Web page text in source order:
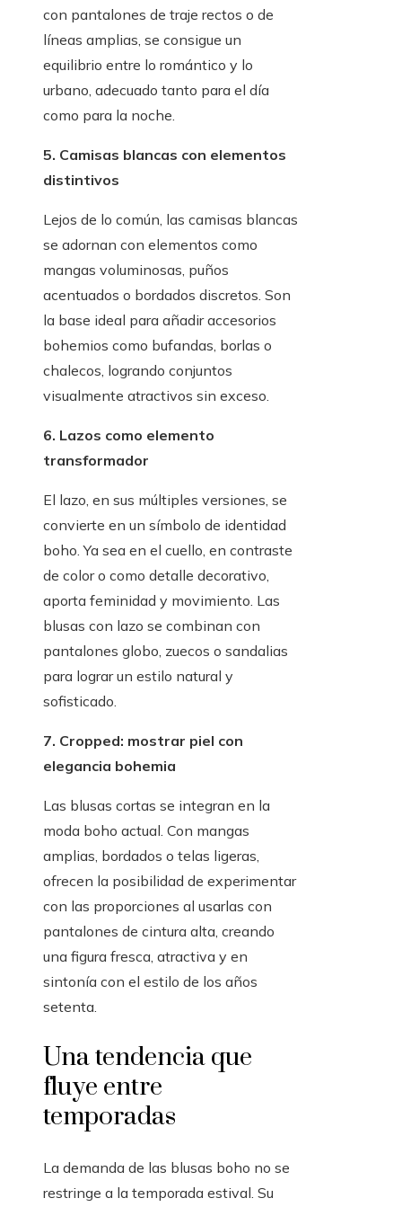
con pantalones de traje rectos o de
líneas amplias, se consigue un
equilibrio entre lo romántico y lo
urbano, adecuado tanto para el día
como para la noche.
5. Camisas blancas con elementos
distintivos
Lejos de lo común, las camisas blancas
se adornan con elementos como
mangas voluminosas, puños
acentuados o bordados discretos. Son
la base ideal para añadir accesorios
bohemios como bufandas, borlas o
chalecos, logrando conjuntos
visualmente atractivos sin exceso.
6. Lazos como elemento
transformador
El lazo, en sus múltiples versiones, se
convierte en un símbolo de identidad
boho. Ya sea en el cuello, en contraste
de color o como detalle decorativo,
aporta feminidad y movimiento. Las
blusas con lazo se combinan con
pantalones globo, zuecos o sandalias
para lograr un estilo natural y
sofisticado.
7. Cropped: mostrar piel con
elegancia bohemia
Las blusas cortas se integran en la
moda boho actual. Con mangas
amplias, bordados o telas ligeras,
ofrecen la posibilidad de experimentar
con las proporciones al usarlas con
pantalones de cintura alta, creando
una figura fresca, atractiva y en
sintonía con el estilo de los años
setenta.
Una tendencia que
fluye entre
temporadas
La demanda de las blusas boho no se
restringe a la temporada estival. Su